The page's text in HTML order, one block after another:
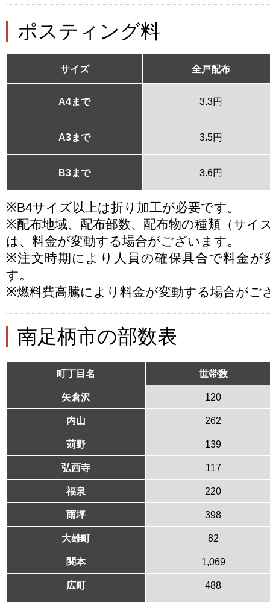
ポスティング料
サイズ 全戸配布
A4まで 3.3円
A3まで 3.5円
B3まで 3.6円
※B4サイズ以上は折り加工が必要です。
※配布地域、配布部数、配布物の種類（サイ
は、料金が変動する場合がございます。
※注文時期により人員の確保具合で料金が
す。
※燃料費高騰により料金が変動する場合がご
南足柄市の部数表
町丁目名 世帯数
矢倉沢 120
内山 262
苅野 139
弘西寺 117
福泉 220
雨坪 398
大雄町 82
関本 1,069
広町 488